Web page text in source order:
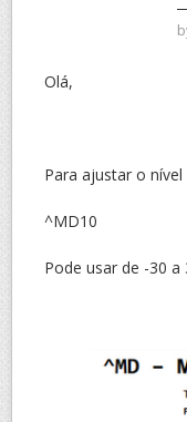
Olá,
Para ajustar o
^MD10
Pode usar de -30 a